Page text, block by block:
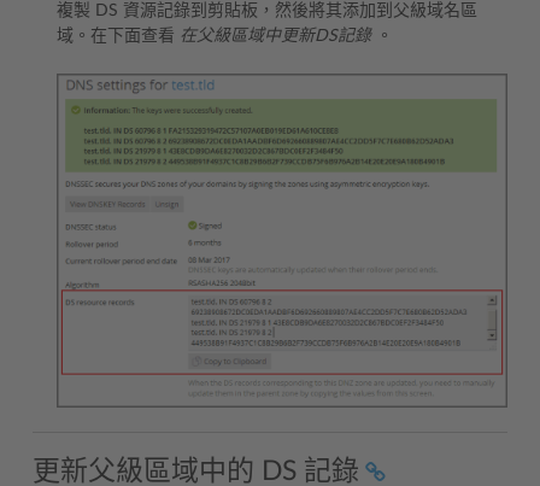
複製 DS 資源記錄到剪貼板，然後將其添加到父級域名區
域。在下面查看 在父級區域中更新DS記錄。
更新父級區域中的 DS 記錄